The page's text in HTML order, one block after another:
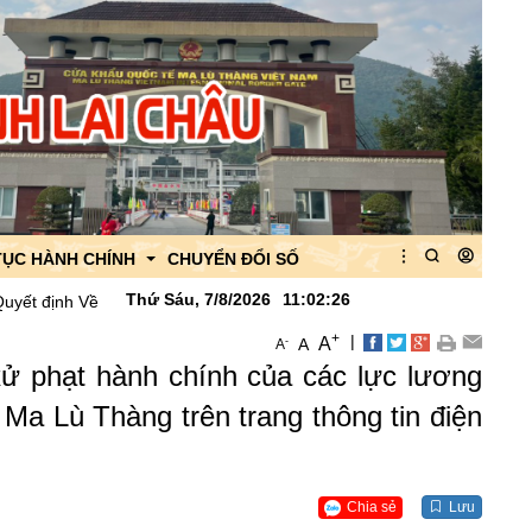
HÀNH CHÍNH
của CK Ma Lù Thàng
CHUYỂN ĐỔI SỐ
công bố danh mục thủ tục hành chính được thay thế, bãi bỏ
Thứ Sáu, 7/8/2026 11:02:28
A- A A+ |
phạt hành chính của các lực lương
Lù Thàng trên trang thông tin điện
Chia sẻ Lưu